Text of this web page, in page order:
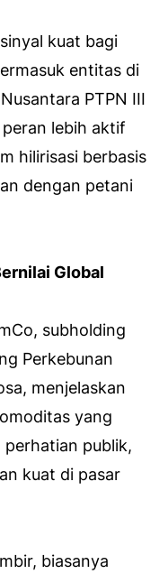
kuat bagi
entitas di
PTPN III
lebih aktif
hilirisasi berbasis
dengan petani
Global
subholding
Perkebunan
menjelaskan
yang
perhatian publik,
kuat di pasar
biasanya